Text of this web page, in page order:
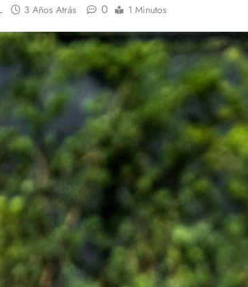
3 Años Atrás 0 1 Minutos